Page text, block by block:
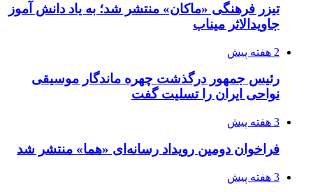
تیزر فرهنگی «ماکان» منتشر شد؛ به یاد دانش آموز
جاویدالاثر میناب
2 هفته پیش
رئیس جمهور درگذشت چهره ماندگار موسیقی
نواحی ایران را تسلیت گفت
3 هفته پیش
فراخوان دومین رویداد رسانه‌ای «هما» منتشر شد
3 هفته پیش